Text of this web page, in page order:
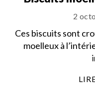
2
Ces biscuits sont
moelleux à